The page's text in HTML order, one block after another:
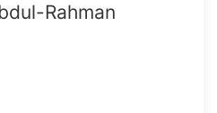
Rahman